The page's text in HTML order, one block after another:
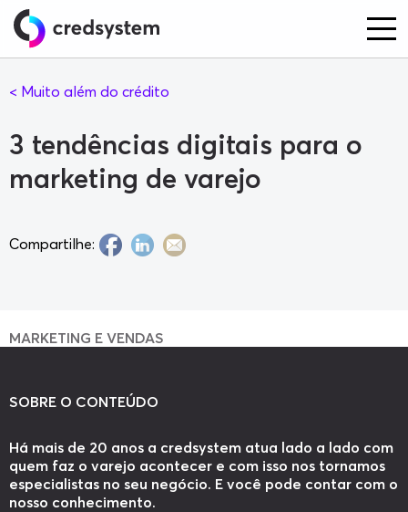
< Muito além do crédito
3 tendências digitais para o
marketing de varejo
Compartilhe:
MARKETING E VENDAS
SOBRE O CONTEÚDO
Há mais de 20 anos a credsystem atua lado a lado com
quem faz o varejo acontecer e com isso nos tornamos
especialistas no seu negócio. E você pode contar com o
nosso conhecimento.